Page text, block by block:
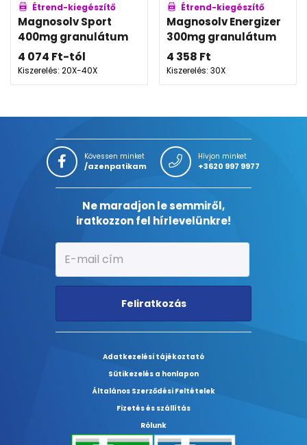
Étrend-kiegészítő
Magnosolv Sport
400mg granulátum
4 074 Ft-tól
Kiszerelés: 20X-40X
Étrend-kiegészítő
Magnosolv Energizer
300mg granulátum
4 358 Ft
Kiszerelés: 30X
Kövessen minket
/azenpatikam
Hívjon minket
+3620 997 9977
Ne maradjon le semmiről,
iratkozzon fel hírlevelünkre!
Feliratkozás
Adatkezelési tájékoztató
Sütikezelés a honlapon
Általános Szerződési Feltételek
Fizetés és szállítás
Rólunk